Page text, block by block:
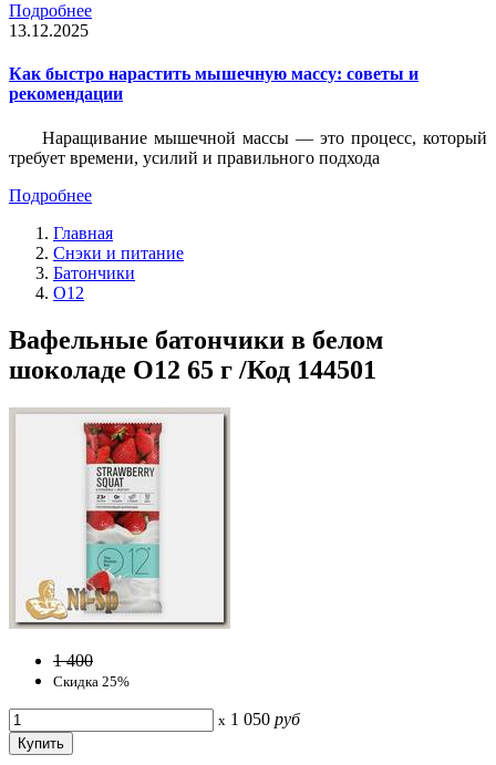
Подробнее
13.12.2025
Как быстро нарастить мышечную массу: советы и
рекомендации
Наращивание мышечной массы — это процесс, который
требует времени, усилий и правильного подхода
Подробнее
Главная
Снэки и питание
Батончики
O12
Вафельные батончики в белом
шоколаде O12 65 г /Код 144501
1 400
Скидка 25%
x 1 050 руб